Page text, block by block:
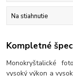
Na stiahnutie
Kompletné
Monokryštalické
vysoký výkon a